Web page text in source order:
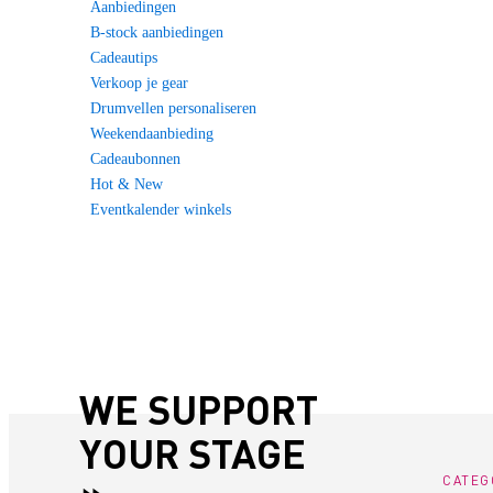
Aanbiedingen
B-stock aanbiedingen
Cadeautips
Verkoop je gear
Drumvellen personaliseren
Weekendaanbieding
Cadeaubonnen
Hot & New
Eventkalender winkels
WE SUPPORT
YOUR STAGE